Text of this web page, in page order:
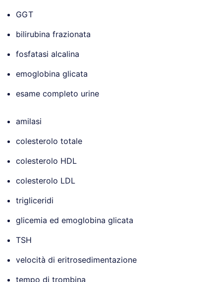
GGT
bilirubina frazionata
fosfatasi alcalina
emoglobina glicata
esame completo urine
amilasi
colesterolo totale
colesterolo HDL
colesterolo LDL
trigliceridi
glicemia ed emoglobina glicata
TSH
velocità di eritrosedimentazione
tempo di trombina